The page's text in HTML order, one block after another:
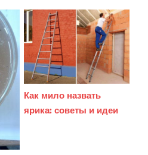
Как мило назвать
ярика: советы и идеи